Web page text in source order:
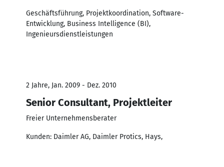
Geschäftsführung, Projektkoordination, Software-
Entwicklung, Business Intelligence (BI),
Ingenieursdienstleistungen
2 Jahre, Jan. 2009 - Dez. 2010
Senior Consultant, Projektleiter
Freier Unternehmensberater
Kunden: Daimler AG, Daimler Protics, Hays,